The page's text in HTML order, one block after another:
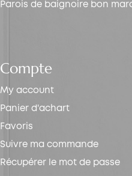
Parois de baignoire bon
Compte
My account
Panier d'achart
Favoris
Suivre ma commande
Récupérer le mot de passe